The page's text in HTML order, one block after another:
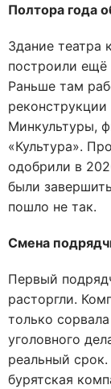
Полтора года
Здание театра
построили ещё
Раньше там
Минкультуры,
«Культура».
одобрили в
были
пошло не так.
Смена
Первый
расторгли.
только
уголовного
реальный
бурятская